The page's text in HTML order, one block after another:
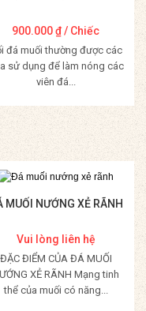
900.000₫/ Chiếc
đá muối thường được các
sử dụng để làm nóng các
viên đá...
Mua Hàng
MUỐI NƯỚNG XẺ RÃNH
Vui lòng liên hệ
ĐẶC ĐIỂM CỦA ĐÁ MUỐI
XẺ RÃNH Mạng tinh
thể của muối có năng...